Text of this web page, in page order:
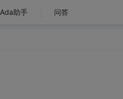
Ada助手 问答